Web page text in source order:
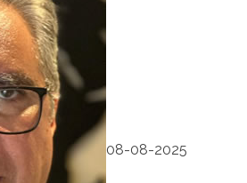
08-08-2025